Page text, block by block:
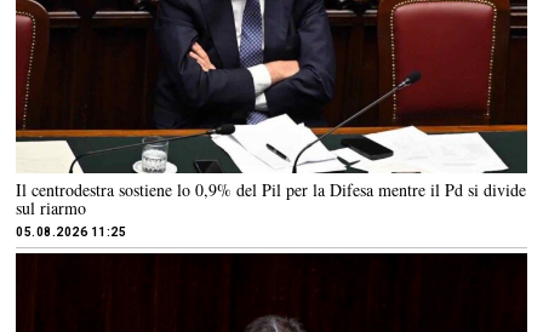
Il centrodestra sostiene lo 0,9% del Pil per la Difesa mentre il Pd si divide
sul riarmo
05.08.2026 11:25